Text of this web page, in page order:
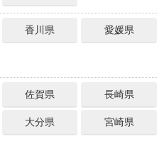
香川県 愛媛県
佐賀県 長崎県
大分県 宮崎県